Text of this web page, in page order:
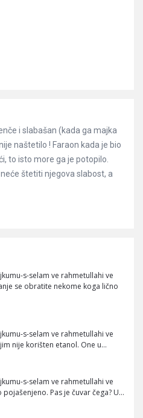
i slabašan (kada ga majka
naštetilo ! Faraon kada je bio
to isto more ga je potopilo.
štetiti njegova slabost, a
s-selam ve rahmetullahi ve
se obratite nekome koga lično
s-selam ve rahmetullahi ve
nije korišten etanol. One u…
s-selam ve rahmetullahi ve
Pas je čuvar čega? U…